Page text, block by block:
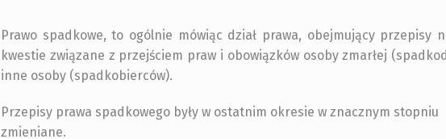
Prawo spadkowe, to ogólnie mówiąc dział prawa, obejmujący przepisy
kwestie związane z przejściem praw i obowiązków osoby zmarłej
inne osoby (spadkobierców).
Przepisy prawa spadkowego były w ostatnim okresie w znacznym stopniu
zmieniane.